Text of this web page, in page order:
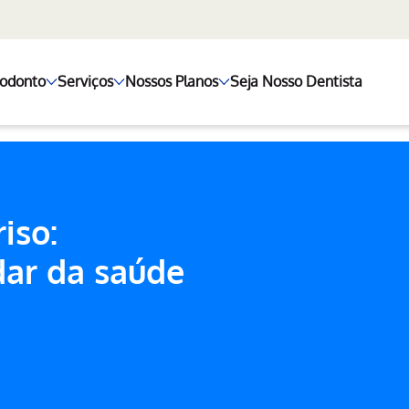
Serviços Nossos Planos Seja Nosso Dentista
da saúde